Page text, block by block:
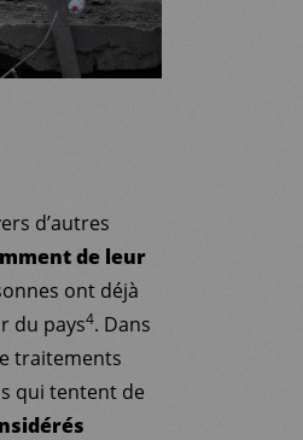
d’autres
de leur
ont déjà
du pays4. Dans
traitements
qui tentent de